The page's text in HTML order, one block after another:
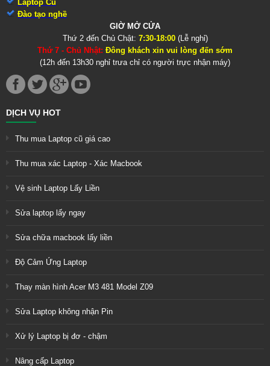
Laptop Cũ
Đào tạo nghề
GIỜ MỞ CỬA
Thứ 2 đến Chủ Chật: 7:30-18:00(Lễ nghỉ)
Thứ 7 - Chủ Nhật: Đông khách xin vui lòng đến sớm
(12h đến 13h30 nghỉ trưa chỉ có người trực nhận máy)
DỊCH VỤ HOT
Thu mua Laptop cũ giá cao
Thu mua xác Laptop - Xác Macbook
Vệ sinh Laptop Lấy Liền
Sửa laptop lấy ngay
Sửa chữa macbook lấy liền
Độ Cảm Ứng Laptop
Thay màn hình Acer M3 481 Model Z09
Sửa Laptop không nhận Pin
Xử lý Laptop bị đơ - chậm
Nâng cấp Laptop